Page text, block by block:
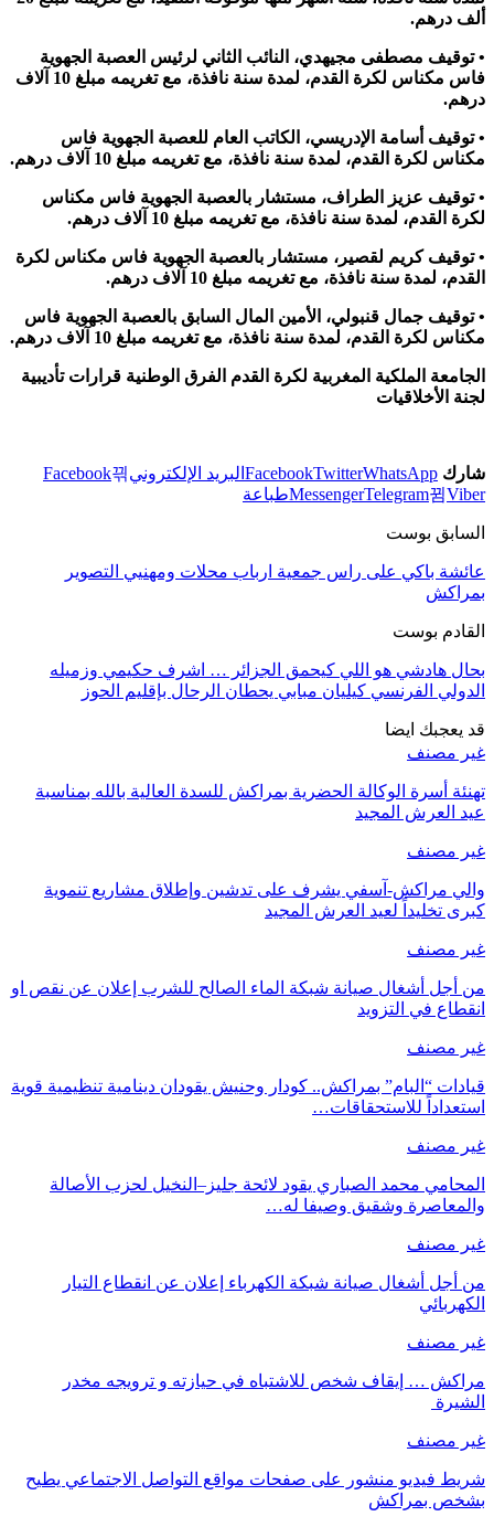
ألف درهم.
• توقيف مصطفى مجيهدي، النائب الثاني لرئيس العصبة الجهوية
فاس مكناس لكرة القدم، لمدة سنة نافذة، مع تغريمه مبلغ 10 آلاف
درهم.
• توقيف أسامة الإدريسي، الكاتب العام للعصبة الجهوية فاس
مكناس لكرة القدم، لمدة سنة نافذة، مع تغريمه مبلغ 10 آلاف درهم.
• توقيف عزيز الطراف، مستشار بالعصبة الجهوية فاس مكناس
لكرة القدم، لمدة سنة نافذة، مع تغريمه مبلغ 10 آلاف درهم.
• توقيف كريم لقصير، مستشار بالعصبة الجهوية فاس مكناس لكرة
القدم، لمدة سنة نافذة، مع تغريمه مبلغ 10 آلاف درهم.
• توقيف جمال قنبولي، الأمين المال السابق بالعصبة الجهوية فاس
مكناس لكرة القدم، لمدة سنة نافذة، مع تغريمه مبلغ 10 آلاف درهم.
الجامعة الملكية المغربية لكرة القدم الفرق الوطنية قرارات تأديبية
لجنة الأخلاقيات
شارك FacebookTwitterWhatsApp البريد الإلكتروني
Facebook
MessengerTelegram Viber طباعة
السابق بوست
عائشة باكي على راس جمعية ارباب محلات ومهنيي التصوير
بمراكش
القادم بوست
بحال هادشي هو اللي كيحمق الجزائر … اشرف حكيمي وزميله
الدولي الفرنسي كيليان مبابي يحطان الرحال بإقليم الحوز
قد يعجبك ايضا
غير مصنف
تهنئة أسرة الوكالة الحضرية بمراكش للسدة العالية بالله بمناسبة
عيد العرش المجيد
غير مصنف
والي مراكش-آسفي يشرف على تدشين وإطلاق مشاريع تنموية
كبرى تخليداً لعيد العرش المجيد
غير مصنف
من أجل أشغال صيانة شبكة الماء الصالح للشرب إعلان عن نقص او
انقطاع في التزويد
غير مصنف
قيادات “البام” بمراكش.. كودار وحنيش يقودان دينامية تنظيمية قوية
استعداداً للاستحقاقات…
غير مصنف
المحامي محمد الصباري يقود لائحة جليز–النخيل لحزب الأصالة
والمعاصرة وشقيق وصيفا له…
غير مصنف
من أجل أشغال صيانة شبكة الكهرباء إعلان عن انقطاع التيار
الكهربائي
غير مصنف
مراكش … إيقاف شخص للاشتباه في حيازته و ترويجه مخدر
الشيرة
غير مصنف
شريط فيديو منشور على صفحات مواقع التواصل الاجتماعي يطيح
بشخص بمراكش